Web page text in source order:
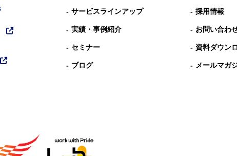
サービスラインアップ
実績・事例紹介
セミナー
ブログ
採用情報
お問い合わ
資料ダウン
メールマガ